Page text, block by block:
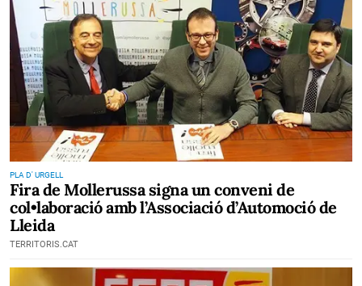
PLA D' URGELL
Fira de Mollerussa signa un conveni de
col•laboració amb l’Associació d’Automoció de
Lleida
TERRITORIS.CAT